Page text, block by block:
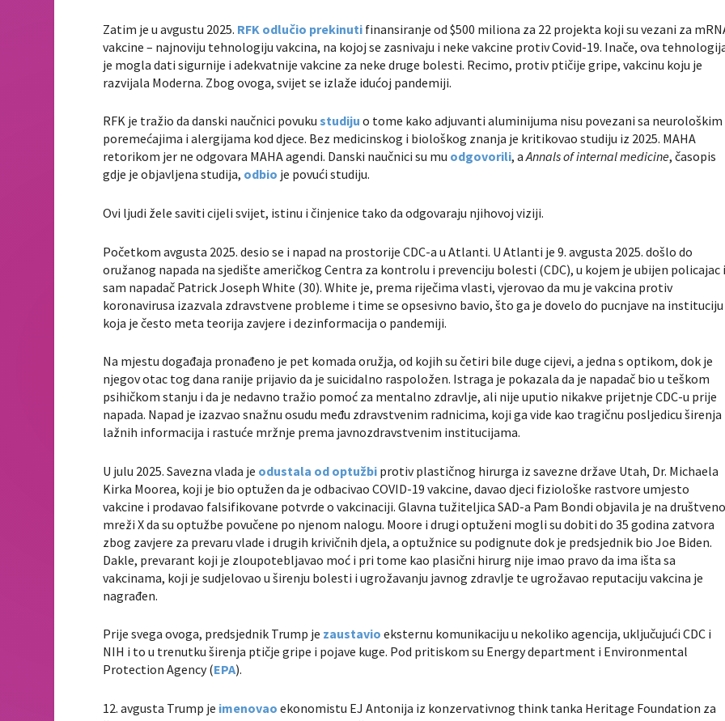
Zatim je u avgustu 2025. RFK odlučio prekinuti finansiranje od $500 miliona za 22 projekta koji su vezani za
vakcine – najnoviju tehnologiju vakcina, na kojoj se zasnivaju i neke vakcine protiv Covid-19. Inače, ova
je mogla dati sigurnije i adekvatnije vakcine za neke druge bolesti. Recimo, protiv ptičije gripe, vakcinu koju je
razvijala Moderna. Zbog ovoga, svijet se izlaže idućoj pandemiji.
RFK je tražio da danski naučnici povukustudijuo tome kako adjuvanti aluminijuma nisu povezani sa neurološkim
poremećajima i alergijama kod djece. Bez medicinskog i biološkog znanja je kritikovao studiju iz 2025. MAHA
retorikom jer ne odgovara MAHA agendi. Danski naučnici su mu odgovorili, aAnnals of internal medicine, časopis
gdje je objavljena studija, odbio je povući studiju.
Ovi ljudi žele saviti cijeli svijet, istinu i činjenice tako da odgovaraju njihovoj viziji.
Početkom avgusta 2025. desio se i napad na prostorije CDC-a u Atlanti. U Atlanti je 9. avgusta 2025. došlo do
oružanog napada na sjedište američkog Centra za kontrolu i prevenciju bolesti (CDC), u kojem je ubijen policajac
sam napadač Patrick Joseph White (30). White je, prema riječima vlasti, vjerovao da mu je vakcina protiv
koronavirusa izazvala zdravstvene probleme i time se opsesivno bavio, što ga je dovelo do pucnjave na instituciju
koja je često meta teorija zavjere i dezinformacija o pandemiji.
Na mjestu događaja pronađeno je pet komada oružja, od kojih su četiri bile duge cijevi, a jedna s optikom, dok je
njegov otac tog dana ranije prijavio da je suicidalno raspoložen. Istraga je pokazala da je napadač bio u teškom
psihičkom stanju i da je nedavno tražio pomoć za mentalno zdravlje, ali nije uputio nikakve prijetnje CDC-u prije
napada. Napad je izazvao snažnu osudu među zdravstvenim radnicima, koji ga vide kao tragičnu posljedicu širenja
lažnih informacija i rastuće mržnje prema javnozdravstvenim institucijama.
U julu 2025. Savezna vlada je odustala od optužbi protiv plastičnog hirurga iz savezne države Utah, Dr. Michaela
Kirka Moorea, koji je bio optužen da je odbacivao COVID-19 vakcine, davao djeci fiziološke rastvore umjesto
vakcine i prodavao falsifikovane potvrde o vakcinaciji. Glavna tužiteljica SAD-a Pam Bondi objavila je na
mreži X da su optužbe povučene po njenom nalogu. Moore i drugi optuženi mogli su dobiti do 35 godina zatvora
zbog zavjere za prevaru vlade i drugih krivičnih djela, a optužnice su podignute dok je predsjednik bio Joe Biden.
Dakle, prevarant koji je zloupotebljavao moć i pri tome kao plasični hirurg nije imao pravo da ima išta sa
vakcinama, koji je sudjelovao u širenju bolesti i ugrožavanju javnog zdravlje te ugrožavao reputaciju vakcina je
nagrađen.
Prije svega ovoga, predsjednik Trump je zaustavio eksternu komunikaciju u nekoliko agencija, uključujući CDC i
NIH i to u trenutku širenja ptičje gripe i pojave kuge. Pod pritiskom su Energy department i Environmental
Protection Agency (EPA).
12. avgusta Trump je imenovao ekonomistu EJ Antonija iz konzervativnog think tanka Heritage Foundation za